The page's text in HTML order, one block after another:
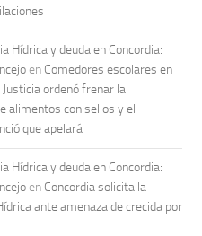
Hídrica y deuda en Concordia:
en Comedores escolares en
ordenó frenar la
alimentos con sellos y el
que apelará
Hídrica y deuda en Concordia:
en Concordia solicita la
ante amenaza de crecida por